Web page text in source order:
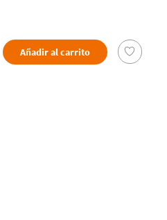
Añadir al carrito